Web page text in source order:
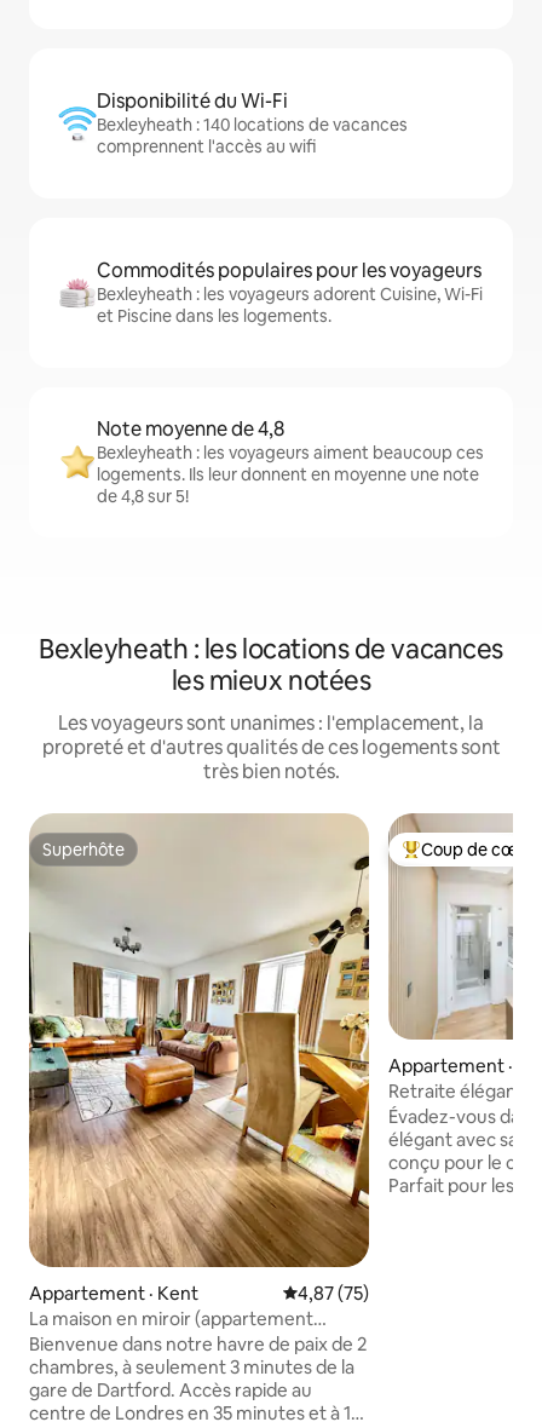
Disponibilité du Wi-Fi
Bexleyheath : 140 locations de vacances
comprennent l'accès au wifi
Commodités populaires pour les voyageurs
Bexleyheath : les voyageurs adorent Cuisine, Wi-Fi
et Piscine dans les logements.
Note moyenne de 4,8
Bexleyheath : les voyageurs aiment beaucoup ces
logements. Ils leur donnent en moyenne une note
de 4,8 sur 5!
Bexleyheath : les locations de vacances
les mieux notées
Les voyageurs sont unanimes : l'emplacement, la
propreté et d'autres qualités de ces logements sont
très bien notés.
Superhôte
Superhôte
Appartement · Kent Note moyenne de 4,87 sur 5,
4,87 (75)
La maison en miroir (appartement
entier)
Bienvenue dans notre havre de paix de 2
chambres, à seulement 3 minutes de la
gare de Dartford. Accès rapide au
centre de Londres en 35 minutes et à 10
Coup de cœur
Coup de cœur
Appartement ·
Retraite élégante
entièrement privé
Évadez-vous
élégant avec sa
conçu pour le
Parfait pour les